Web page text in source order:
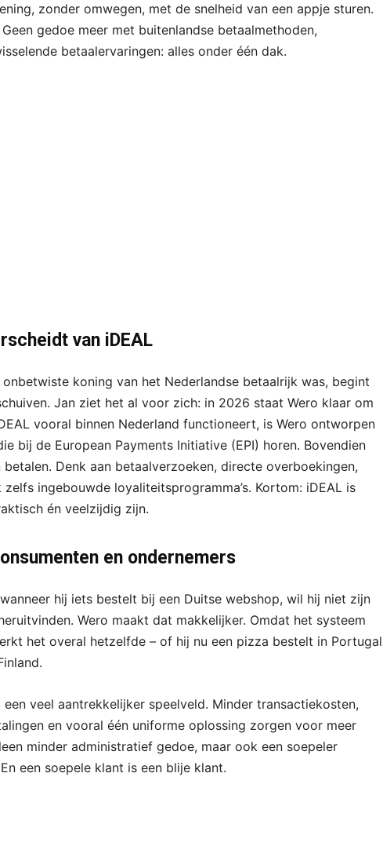
zonder omwegen, met de snelheid van een appje sturen.
gedoe meer met buitenlandse betaalmethoden,
betaalervaringen: alles onder één dak.
van iDEAL
koning van het Nederlandse betaalrijk was, begint
Jan ziet het al voor zich: in 2026 staat Wero klaar om
vooral binnen Nederland functioneert, is Wero ontworpen
bij de European Payments Initiative (EPI) horen. Bovendien
Denk aan betaalverzoeken, directe overboekingen,
ingebouwde loyaliteitsprogramma’s. Kortom: iDEAL is
én veelzijdig zijn.
en ondernemers
hij iets bestelt bij een Duitse webshop, wil hij niet zijn
Wero maakt dat makkelijker. Omdat het systeem
het overal hetzelfde – of hij nu een pizza bestelt in Portugal
veel aantrekkelijker speelveld. Minder transactiekosten,
en vooral één uniforme oplossing zorgen voor meer
minder administratief gedoe, maar ook een soepeler
een soepele klant is een blije klant.